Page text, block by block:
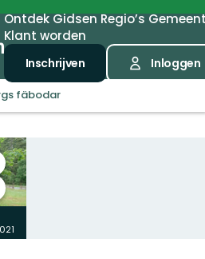
OntdekGidsenRegio’s
Klant worden
Inschrijven Inloggen
fäbodar